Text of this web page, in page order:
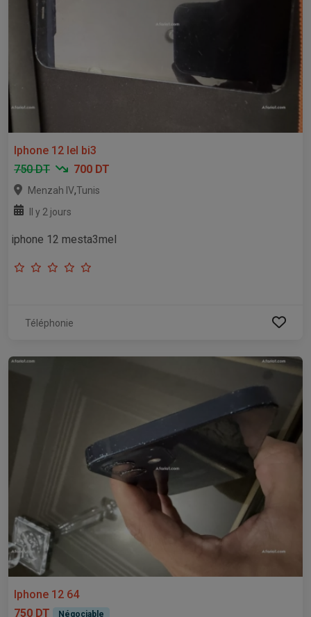
Iphone 12 lel bi3
750 DT
700 DT
Menzah IV,Tunis
Il y 2 jours
iphone 12 mesta3mel
Téléphonie
Iphone 12 64
750 DT
Négociable